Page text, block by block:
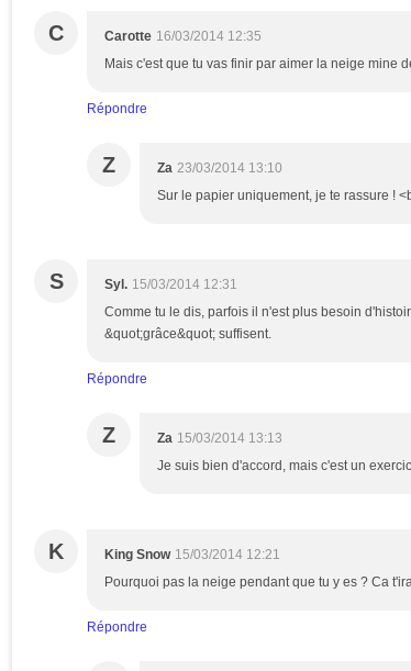
C Carotte 16/03/2014 12:35
Mais c'est que tu vas finir par aimer la neige mine
Répondre
Z Za 23/03/2014 13:10
Sur le papier uniquement, je te rassure !
S Syl. 15/03/2014 12:31
Comme tu le dis, parfois il n'est plus besoin
&quot;grâce&quot; suffisent.
Répondre
Z Za 15/03/2014 13:13
Je suis bien d'accord, mais c'est un
K King Snow 15/03/2014 12:21
Pourquoi pas la neige pendant que tu y es ? Ca
Répondre